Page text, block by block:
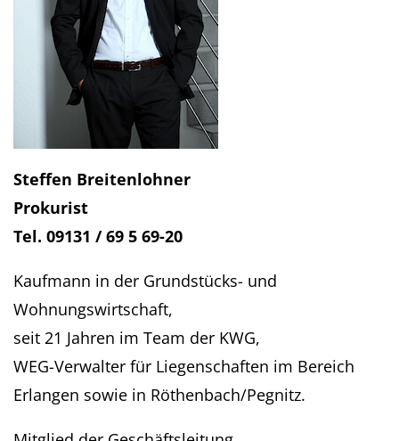
Steffen Breitenlohner
Prokurist
Tel. 09131 / 69 5 69-20
Kaufmann in der Grundstücks- und
Wohnungswirtschaft,
seit 21 Jahren im Team der KWG,
WEG-Verwalter für Liegenschaften im Bereich
Erlangen sowie in Röthenbach/Pegnitz.